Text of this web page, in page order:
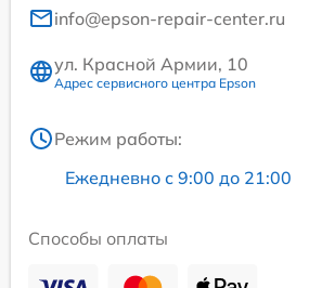
info@epson-repair-center.ru
ул. Красной Армии, 10
Адрес сервисного центра Epson
Режим работы:
Ежедневно с 9:00 до 21:00
Способы оплаты